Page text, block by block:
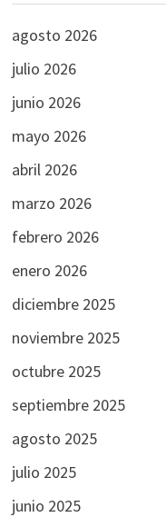
agosto 2026
julio 2026
junio 2026
mayo 2026
abril 2026
marzo 2026
febrero 2026
enero 2026
diciembre 2025
noviembre 2025
octubre 2025
septiembre 2025
agosto 2025
julio 2025
junio 2025